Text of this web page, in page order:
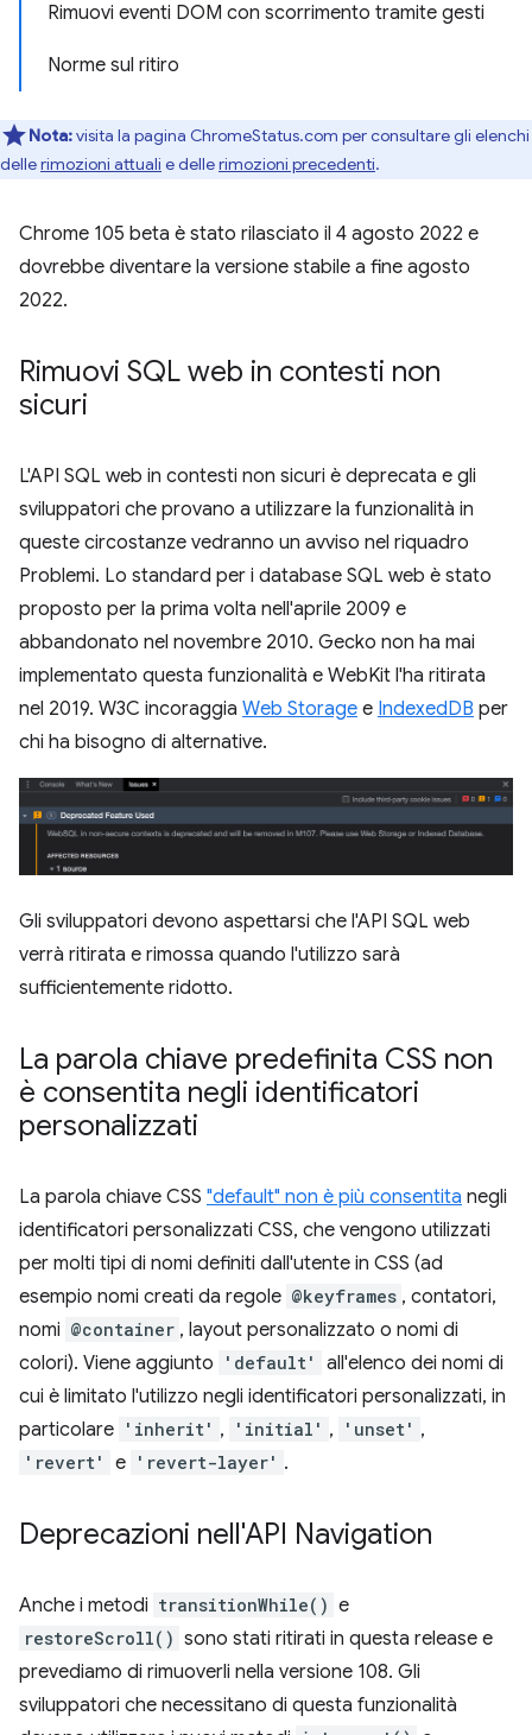
Rimuovi eventi DOM con scorrimento tramite gesti
Norme sul ritiro
Nota:visita la pagina ChromeStatus.com per consultare gli elenchi
dellerimozioni attuali e dellerimozioni precedenti.
Chrome 105 beta è stato rilasciato il 4 agosto 2022 e
dovrebbe diventare la versione stabile a fine agosto
2022.
Rimuovi SQL web in contesti non
sicuri
L'API SQL web in contesti non sicuri è deprecata e gli
sviluppatori che provano a utilizzare la funzionalità in
queste circostanze vedranno un avviso nel riquadro
Problemi. Lo standard per i database SQL web è stato
proposto per la prima volta nell'aprile 2009 e
abbandonato nel novembre 2010. Gecko non ha mai
implementato questa funzionalità e WebKit l'ha ritirata
nel 2019. W3C incoraggia Web Storage e IndexedDB per
chi ha bisogno di alternative.
Gli sviluppatori devono aspettarsi che l'API SQL web
verrà ritirata e rimossa quando l'utilizzo sarà
sufficientemente ridotto.
La parola chiave predefinita CSS non
è consentita negli identificatori
personalizzati
La parola chiave CSS "default" non è più consentita negli
identificatori personalizzati CSS, che vengono utilizzati
per molti tipi di nomi definiti dall'utente in CSS (ad
esempio nomi creati da regole @keyframes , contatori,
nomi @container , layout personalizzato o nomi di
colori). Viene aggiunto
'default'
all'elenco dei nomi di
cui è limitato l'utilizzo negli identificatori personalizzati, in
particolare 'inherit' , 'initial' , 'unset' ,
'revert' e 'revert-layer' .
Deprecazioni nell'API Navigation
Anche i metodi transitionWhile() e
restoreScroll() sono stati ritirati in questa release e
prevediamo di rimuoverli nella versione 108. Gli
sviluppatori che necessitano di questa funzionalità